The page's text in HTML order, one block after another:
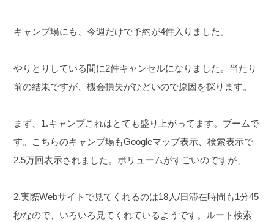
キャンプ場にも、今週だけで予約が4件入りました。
やりとりしている間に2件キャンセルになりました。 当たり
前の結果ですが、機会損失がひどいので原因を探ります。
まず、1.キャンプこれはとても盛り上がってます。ブームで
す。 こちらのキャンプ場もGoogleマップ表示、検索表示で
2.5万回表示されました。 ボリュームがすごいのですが、
2.実際Webサイトで見てくれるのは18人/日滞在時間も1分45
秒なので、いろいろ見てくれているようです。 ルート検索